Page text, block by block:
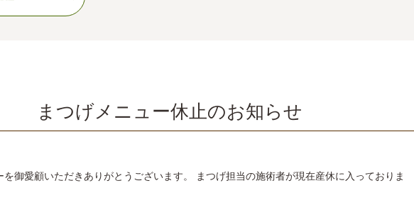
まつげメニュー休止のお知らせ
を御愛顧いただきありがとうございます。 まつげ担当の施術者が現在産休に入っておりま